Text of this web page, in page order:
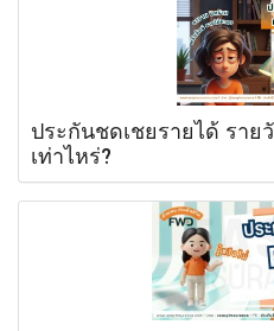
ประกันชดเชยรายได้ ราย
เท่าไหร่?